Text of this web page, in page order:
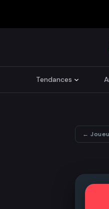
Tendances
←